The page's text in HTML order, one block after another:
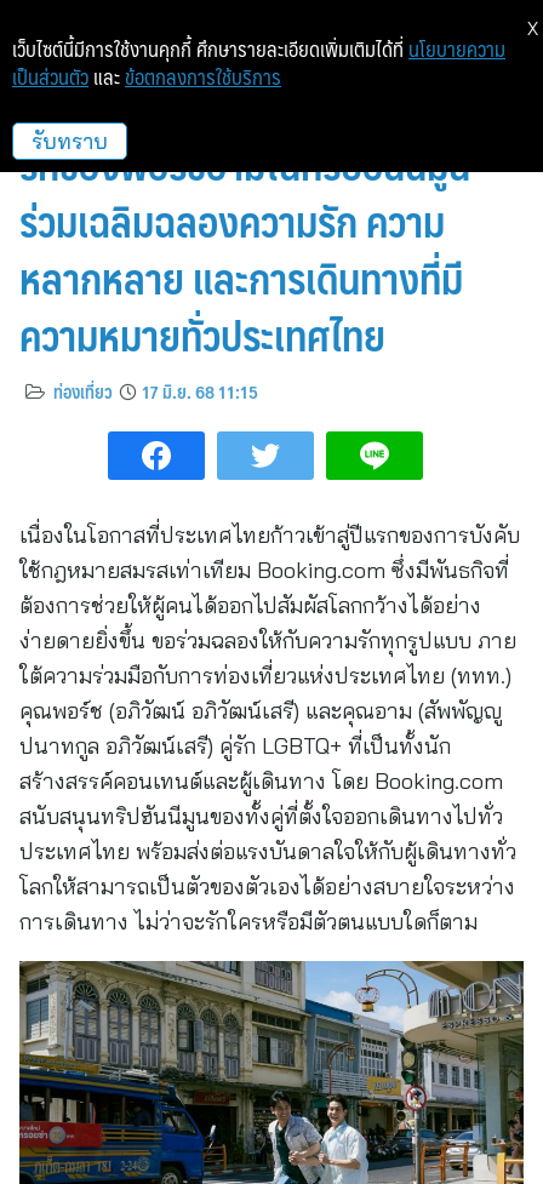
Booking.com เก็บโมเมนต์สุดน่า
รักของพอร์ชอามในทริปฮันนีมูน
ร่วมเฉลิมฉลองความรัก ความ
หลากหลาย และการเดินทางที่มี
ความหมายทั่วประเทศไทย
ท่องเที่ยว 17 มิ.ย. 68 11:15
เนื่องในโอกาสที่ประเทศไทยก้าวเข้าสู่ปีแรกของการบังคับ
ใช้กฎหมายสมรสเท่าเทียม Booking.com ซึ่งมีพันธกิจที่
ต้องการช่วยให้ผู้คนได้ออกไปสัมผัสโลกกว้างได้อย่าง
ง่ายดายยิ่งขึ้น ขอร่วมฉลองให้กับความรักทุกรูปแบบ ภาย
ใต้ความร่วมมือกับการท่องเที่ยวแห่งประเทศไทย (ททท.)
คุณพอร์ช (อภิวัฒน์ อภิวัฒน์เสรี) และคุณอาม (สัพพัญญู
ปนาทกูล อภิวัฒน์เสรี) คู่รัก LGBTQ+ ที่เป็นทั้งนัก
สร้างสรรค์คอนเทนต์และผู้เดินทาง โดย Booking.com
สนับสนุนทริปฮันนีมูนของทั้งคู่ที่ตั้งใจออกเดินทางไปทั่ว
ประเทศไทย พร้อมส่งต่อแรงบันดาลใจให้กับผู้เดินทางทั่ว
โลกให้สามารถเป็นตัวของตัวเองได้อย่างสบายใจระหว่าง
การเดินทาง ไม่ว่าจะรักใครหรือมีตัวตนแบบใดก็ตาม
เว็บไซต์นี้มีการใช้งานคุกกี้ ศึกษารายละเอียดเพิ่มเติมได้ที่ นโยบายความ
เป็นส่วนตัว และ ข้อตกลงการใช้บริการ
รับทราบ
X